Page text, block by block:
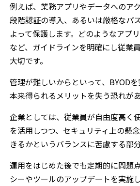
例えば、業務アプリやデータへのア
段階認証の導入、あるいは厳格なパ
よって保護します。どのようなアプ
など、ガイドラインを明確にし従業
大切です。
管理が難しいからといって、BYOD
本来得られるメリットを失う恐れがあ
企業としては、従業員が自由度高く
を活用しつつ、セキュリティ上の懸
きるかというバランスに苦慮する部
運用をはじめた後でも定期的に問題
シーやツールのアップデートを実施